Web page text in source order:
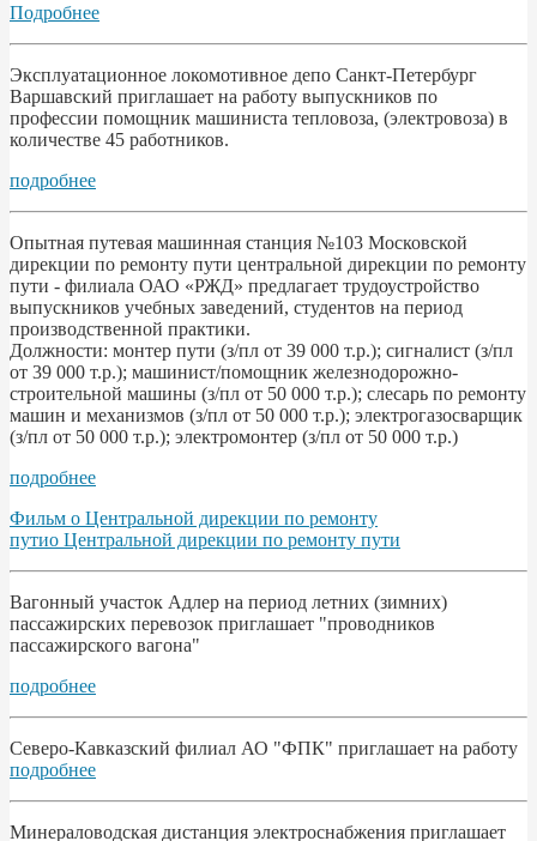
Подробнее
Эксплуатационное локомотивное депо Санкт-Петербург
Варшавский приглашает на работу выпускников по
профессии помощник машиниста тепловоза, (электровоза) в
количестве 45 работников.
подробнее
Опытная путевая машинная станция №103 Московской
дирекции по ремонту пути центральной дирекции по ремонту
пути - филиала ОАО «РЖД» предлагает трудоустройство
выпускников учебных заведений, студентов на период
производственной практики.
Должности: монтер пути (з/пл от 39 000 т.р.); сигналист (з/пл
от 39 000 т.р.); машинист/помощник железнодорожно-
строительной машины (з/пл от 50 000 т.р.); слесарь по ремонту
машин и механизмов (з/пл от 50 000 т.р.); электрогазосварщик
(з/пл от 50 000 т.р.); электромонтер (з/пл от 50 000 т.р.)
подробнее
Фильм о Центральной дирекции по ремонту
путио Центральной дирекции по ремонту пути
Вагонный участок Адлер на период летних (зимних)
пассажирских перевозок приглашает "проводников
пассажирского вагона"
подробнее
Северо-Кавказский филиал АО "ФПК" приглашает на работу
подробнее
Минераловодская дистанция электроснабжения приглашает